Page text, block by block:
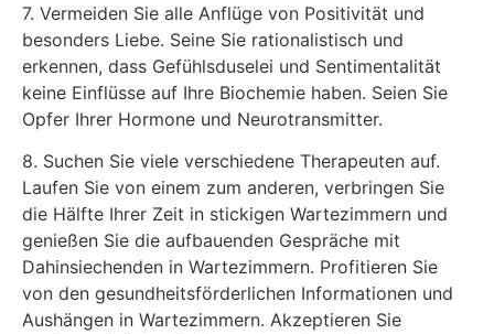
7. Vermeiden Sie alle Anflüge von Positivität und
besonders Liebe. Seine Sie rationalistisch und
erkennen, dass Gefühlsduselei und Sentimentalität
keine Einflüsse auf Ihre Biochemie haben. Seien Sie
Opfer Ihrer Hormone und Neurotransmitter.
8. Suchen Sie viele verschiedene Therapeuten auf.
Laufen Sie von einem zum anderen, verbringen Sie
die Hälfte Ihrer Zeit in stickigen Wartezimmern und
genießen Sie die aufbauenden Gespräche mit
Dahinsiechenden in Wartezimmern. Profitieren Sie
von den gesundheitsförderlichen Informationen und
Aushängen in Wartezimmern. Akzeptieren Sie